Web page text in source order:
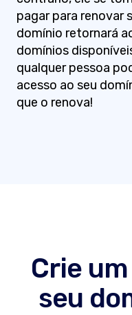
pagar para renovar
domínio retornará
domínios
qualquer pessoa
acesso ao seu
que o renova!
Crie
seu